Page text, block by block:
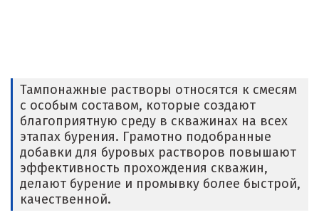
Ж
Жуковский
И
Иваново
Тампонажные растворы относятся к смесям
с особым составом, которые создают
благоприятную среду в скважинах на всех
этапах бурения. Грамотно подобранные
добавки для буровых растворов повышают
эффективность прохождения скважин,
делают бурение и промывку более быстрой,
качественной.